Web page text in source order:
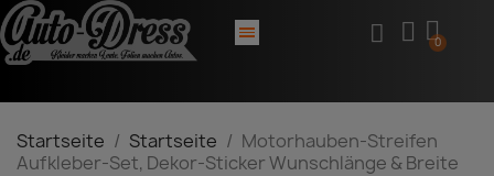
Startseite Startseite
Motorhauben-Streifen
Aufkleber-Set, Dekor-Sticker Wunschlänge & Breite